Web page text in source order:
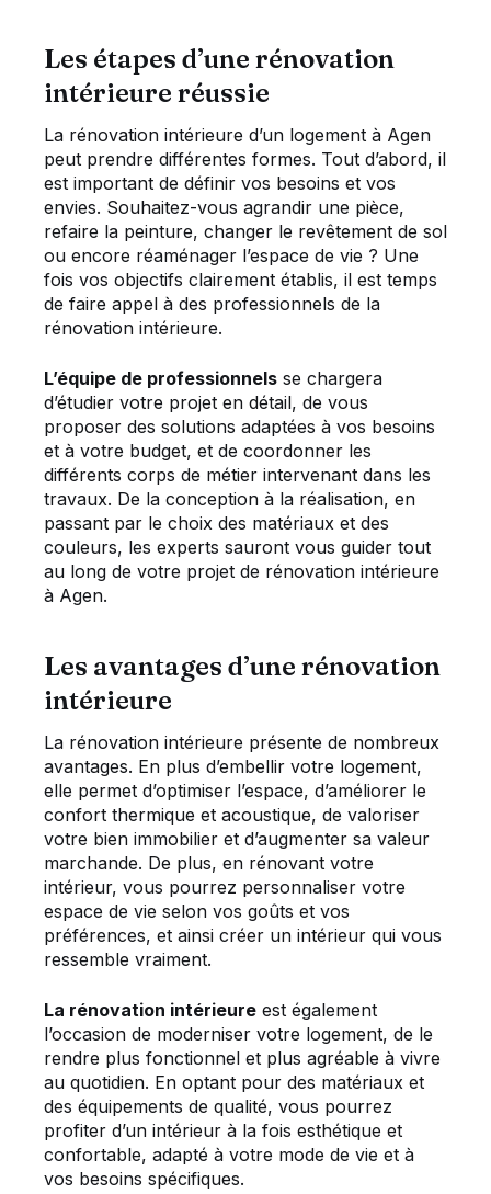
Les étapes d’une rénovation
intérieure réussie
La rénovation intérieure d’un logement à Agen
peut prendre différentes formes. Tout d’abord, il
est important de définir vos besoins et vos
envies. Souhaitez-vous agrandir une pièce,
refaire la peinture, changer le revêtement de sol
ou encore réaménager l’espace de vie ? Une
fois vos objectifs clairement établis, il est temps
de faire appel à des professionnels de la
rénovation intérieure.
L’équipe de professionnels se chargera
d’étudier votre projet en détail, de vous
proposer des solutions adaptées à vos besoins
et à votre budget, et de coordonner les
différents corps de métier intervenant dans les
travaux. De la conception à la réalisation, en
passant par le choix des matériaux et des
couleurs, les experts sauront vous guider tout
au long de votre projet de rénovation intérieure
à Agen.
Les avantages d’une rénovation
intérieure
La rénovation intérieure présente de nombreux
avantages. En plus d’embellir votre logement,
elle permet d’optimiser l’espace, d’améliorer le
confort thermique et acoustique, de valoriser
votre bien immobilier et d’augmenter sa valeur
marchande. De plus, en rénovant votre
intérieur, vous pourrez personnaliser votre
espace de vie selon vos goûts et vos
préférences, et ainsi créer un intérieur qui vous
ressemble vraiment.
La rénovation intérieure est également
l’occasion de moderniser votre logement, de le
rendre plus fonctionnel et plus agréable à vivre
au quotidien. En optant pour des matériaux et
des équipements de qualité, vous pourrez
profiter d’un intérieur à la fois esthétique et
confortable, adapté à votre mode de vie et à
vos besoins spécifiques.